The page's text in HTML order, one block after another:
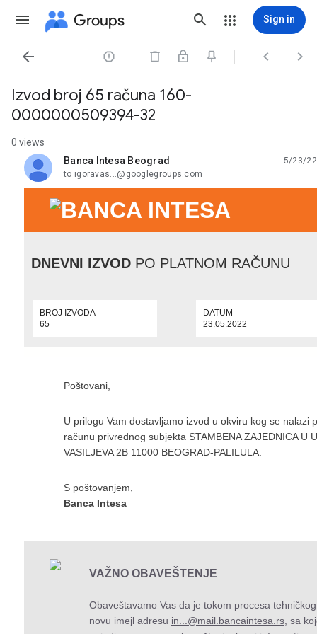
Groups Sign in
   
Izvod broj 65 računa 160-
0000000509394-32
0 views
Banca Intesa Beograd
unread,
5/23/22
to igoravas...@googlegroups.com
DNEVNI IZVOD PO PLATNOM RAČUNU
BROJ IZVODA
65
DATUM
23.05.2022
Poštovani,
U prilogu Vam dostavljamo izvod u okviru kog se nalazi
računu privrednog subjekta STAMBENA ZAJEDNICA U
VASILJEVA 2B 11000 BEOGRAD-PALILULA.
S poštovanjem,
Banca Intesa
VAŽNO OBAVEŠTENJE
Obaveštavamo Vas da je tokom procesa
novu imejl adresu in...@mail.bancaintesa.rs , sa